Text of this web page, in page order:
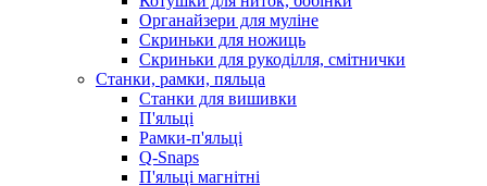
Органайзери для муліне
Скриньки для ножиць
Скриньки для рукоділля, смітнички
Станки, рамки, пяльца
Станки для вишивки
П'яльці
Рамки-п'яльці
Q-Snaps
П'яльці магнітні